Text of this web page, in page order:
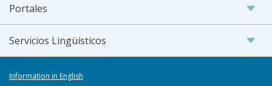
Portales
Servicios Lingüísticos
Information in English